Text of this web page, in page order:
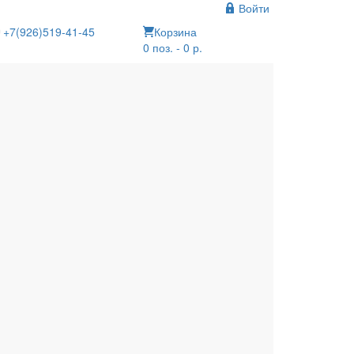
Войти
+7(926)519-41-45
Корзина
0 поз. - 0 р.